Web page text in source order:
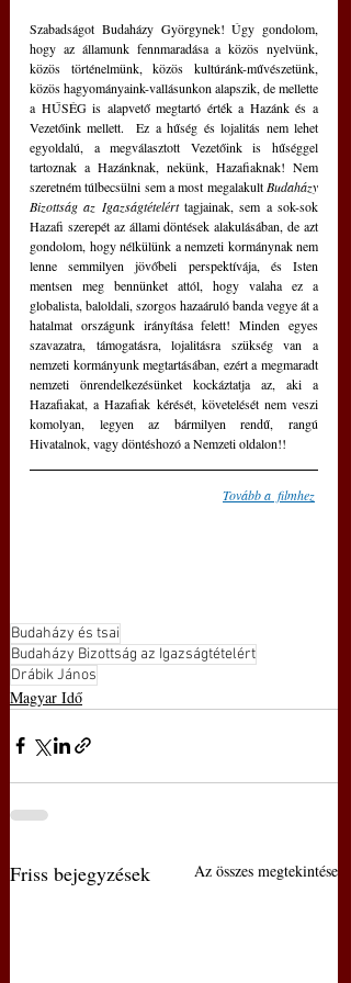
Szabadságot Budaházy Györgynek! Úgy gondolom,
hogy az államunk fennmaradása a közös nyelvünk,
közös történelmünk, közös kultúránk-művészetünk,
közös hagyományaink-vallásunkon alapszik, de mellette
a HŰSÉG is alapvető megtartó érték a Hazánk és a
Vezetőink mellett.  Ez a hűség és lojalitás nem lehet
egyoldalú, a megválasztott Vezetőink is hűséggel
tartoznak a Hazánknak, nekünk, Hazafiaknak! Nem
szeretném túlbecsülni sem a most megalakult Budaházy
Bizottság az Igazságtételért tagjainak, sem a sok-sok
Hazafi szerepét az állami döntések alakulásában, de azt
gondolom, hogy nélkülünk a nemzeti kormánynak nem
lenne semmilyen jövőbeli perspektívája, és Isten
mentsen meg bennünket attól, hogy valaha ez a
globalista, baloldali, szorgos hazaáruló banda vegye át a
hatalmat országunk irányítása felett! Minden egyes
szavazatra, támogatásra, lojalitásra szükség van a
nemzeti kormányunk megtartásában, ezért a megmaradt
nemzeti önrendelkezésünket kockáztatja az, aki a
Hazafiakat, a Hazafiak kérését, követelését nem veszi
komolyan, legyen az bármilyen rendű, rangú
Hivatalnok, vagy döntéshozó a Nemzeti oldalon!!
Tovább a  filmhez
Budaházy és tsai
Budaházy Bizottság az Igazságtételért
Drábik János
Magyar Idő
Friss bejegyzések Az összes megtekintése